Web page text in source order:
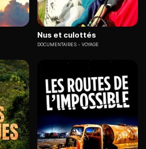
Nus et culottés
DOCUMENTAIRES VOYAGE